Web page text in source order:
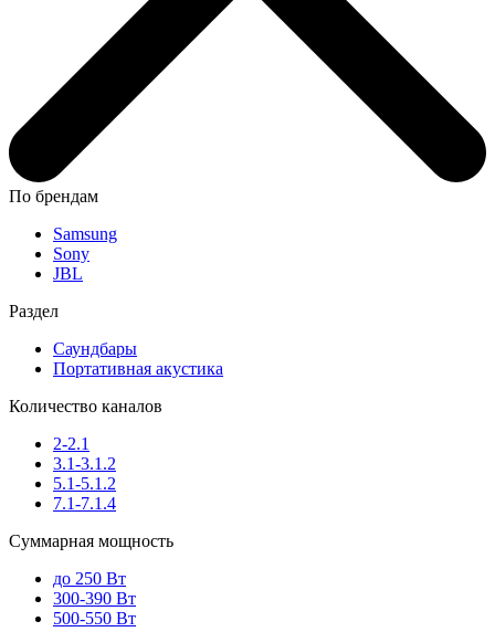
По брендам
Samsung
Sony
JBL
Раздел
Саундбары
Портативная акустика
Количество каналов
2-2.1
3.1-3.1.2
5.1-5.1.2
7.1-7.1.4
Суммарная мощность
до 250 Вт
300-390 Вт
500-550 Вт